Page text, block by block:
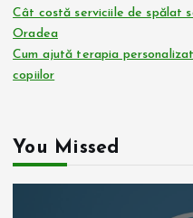
Cât costă serviciile de spălat
Oradea
Cum ajută terapia
copiilor
You Missed